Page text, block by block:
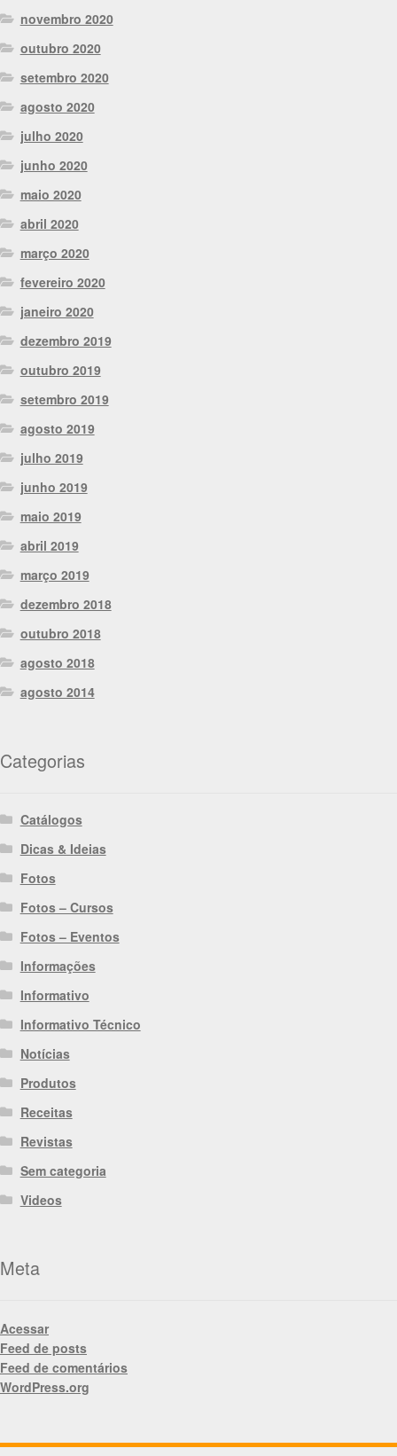
novembro 2020
outubro 2020
setembro 2020
agosto 2020
julho 2020
junho 2020
maio 2020
abril 2020
março 2020
fevereiro 2020
janeiro 2020
dezembro 2019
outubro 2019
setembro 2019
agosto 2019
julho 2019
junho 2019
maio 2019
abril 2019
março 2019
dezembro 2018
outubro 2018
agosto 2018
agosto 2014
Categorias
Catálogos
Dicas & Ideias
Fotos
Fotos – Cursos
Fotos – Eventos
Informações
Informativo
Informativo Técnico
Notícias
Produtos
Receitas
Revistas
Sem categoria
Videos
Meta
Acessar
Feed de posts
Feed de comentários
WordPress.org